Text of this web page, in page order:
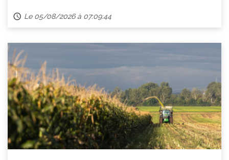
Le 05/08/2026 à 07:09:44